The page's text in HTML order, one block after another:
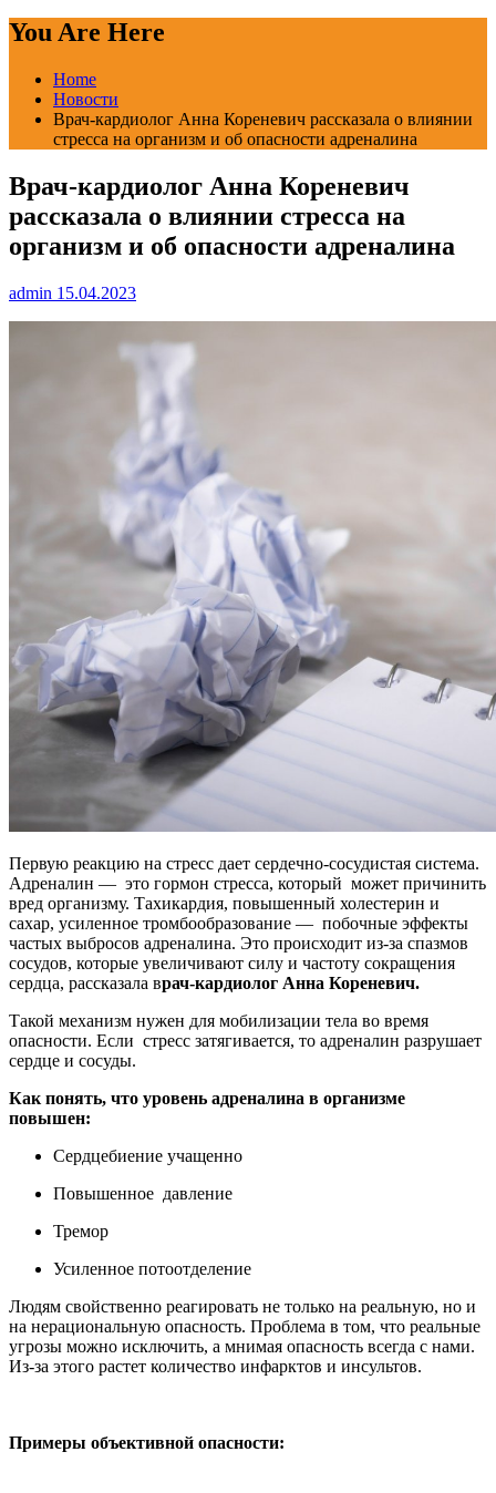
You Are Here
Home
Новости
Врач-кардиолог Анна Кореневич рассказала о влиянии
стресса на организм и об опасности адреналина
Врач-кардиолог Анна Кореневич
рассказала о влиянии стресса на
организм и об опасности адреналина
admin 15.04.2023
Первую реакцию на стресс дает сердечно-сосудистая система.
Адреналин — это гормон стресса, который может причинить
вред организму. Тахикардия, повышенный холестерин и
сахар, усиленное тромбообразование — побочные эффекты
частых выбросов адреналина. Это происходит из-за спазмов
сосудов, которые увеличивают силу и частоту сокращения
сердца, рассказала врач-кардиолог Анна Кореневич.
Такой механизм нужен для мобилизации тела во время
опасности. Если стресс затягивается, то адреналин разрушает
сердце и сосуды.
Как понять, что уровень адреналина в организме
повышен:
Сердцебиение учащенно
Повышенное давление
Тремор
Усиленное потоотделение
Людям свойственно реагировать не только на реальную, но и
на нерациональную опасность. Проблема в том, что реальные
угрозы можно исключить, а мнимая опасность всегда с нами.
Из-за этого растет количество инфарктов и инсультов.
Примеры объективной опасности: